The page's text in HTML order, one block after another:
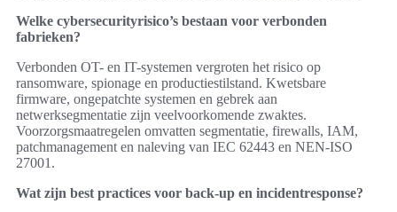
Welke cybersecurityrisico’s bestaan voor verbonden
fabrieken?
Verbonden OT- en IT-systemen vergroten het risico op
ransomware, spionage en productiestilstand. Kwetsbare
firmware, ongepatchte systemen en gebrek aan
netwerksegmentatie zijn veelvoorkomende zwaktes.
Voorzorgsmaatregelen omvatten segmentatie, firewalls, IAM,
patchmanagement en naleving van IEC 62443 en NEN-ISO
27001.
Wat zijn best practices voor back-up en incidentresponse?